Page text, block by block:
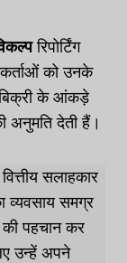
रिपोर्टिंग
को उनके
बिक्री के आंकड़े
अनुमति देती हैं।
सलाहकार
व्यवसाय समग्र
पहचान कर
उन्हें अपने